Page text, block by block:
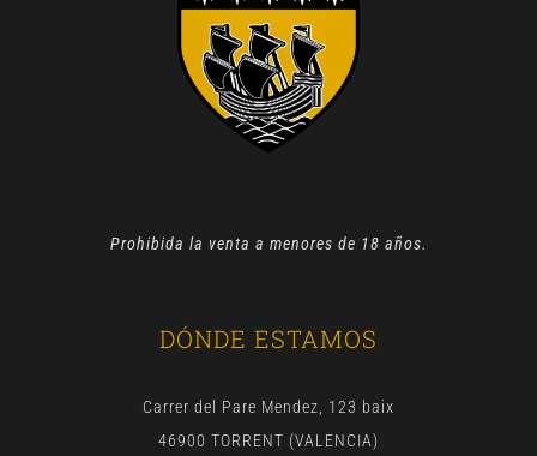
Prohibida la venta a menores de 18 años.
DÓNDE ESTAMOS
Carrer del Pare Mendez, 123 baix
46900 TORRENT (VALENCIA)